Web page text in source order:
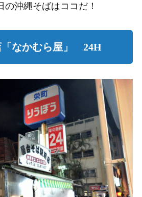
沖縄そばはココだ！
「なかむら屋」 24H